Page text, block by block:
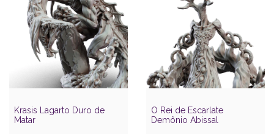
Krasis Lagarto Duro de
Matar
O Rei de Escarlate
Demônio Abissal